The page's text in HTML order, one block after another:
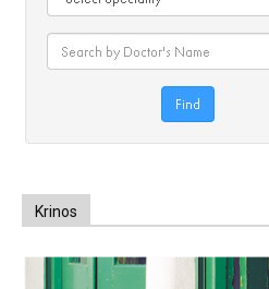
Krinos